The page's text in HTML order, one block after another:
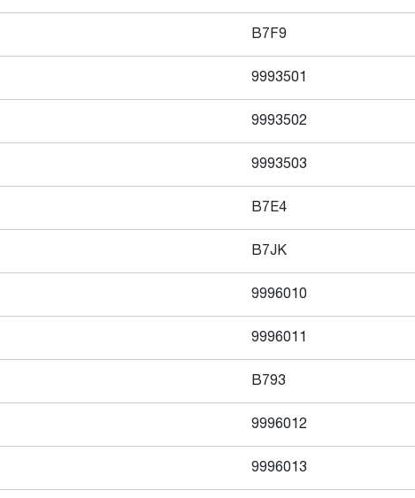
B7F9
9993501
9993502
9993503
B7E4
B7JK
9996010
9996011
B793
9996012
9996013